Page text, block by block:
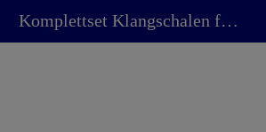
Komplettset Klangschalen für die Schwangerschaft